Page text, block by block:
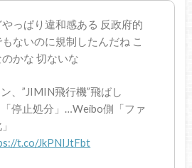
っぱり違和感ある 反政府的
ないのに規制したんだね こ
かな 切ないな
、”JIMIN飛行機”飛ばし
停止処分」…Weibo側「ファ
t.co/JkPNIJtFbt